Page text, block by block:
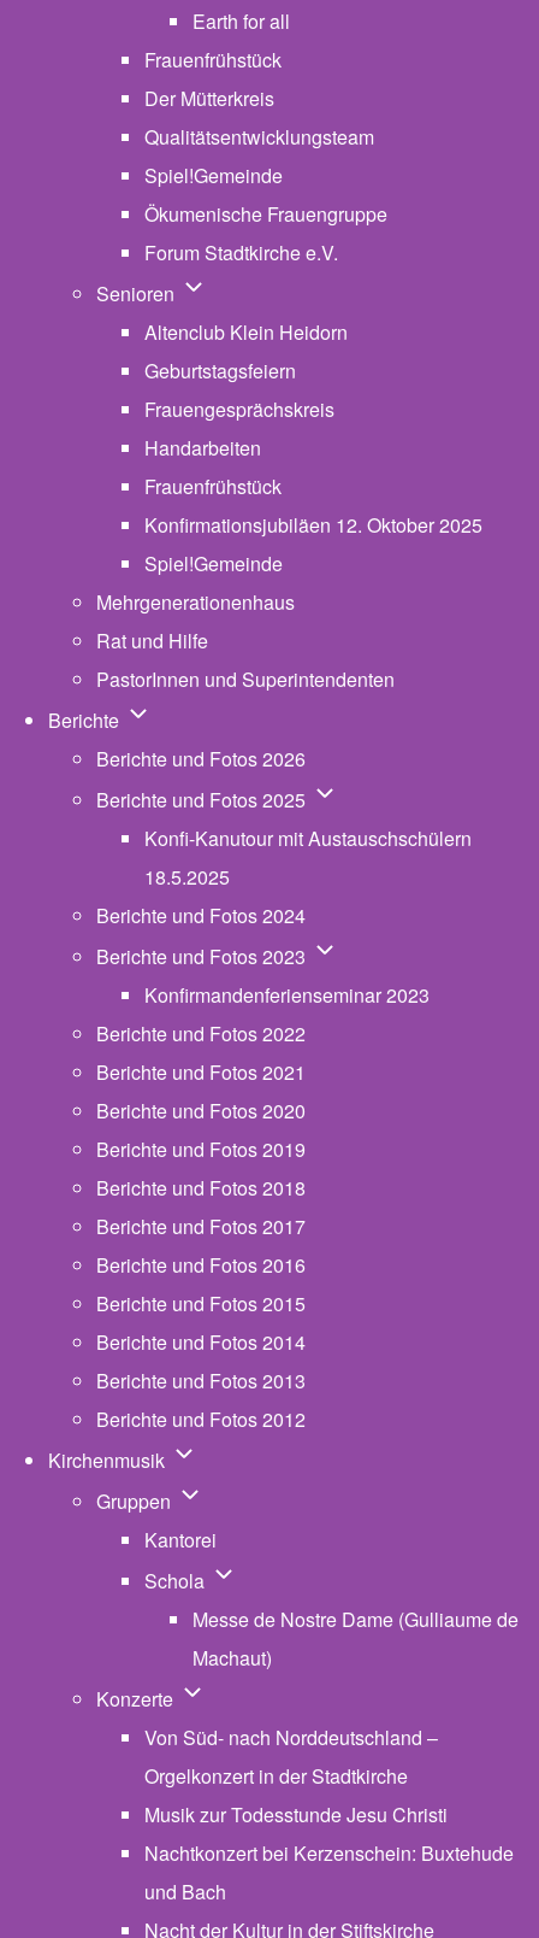
Earth for all
Frauenfrühstück
Der Mütterkreis
Qualitätsentwicklungsteam
Spiel!Gemeinde
Ökumenische Frauengruppe
Forum Stadtkirche e.V.
Senioren Unternavigation von Senioren
Altenclub Klein Heidorn
Geburtstagsfeiern
Frauengesprächskreis
Handarbeiten
Frauenfrühstück
Konfirmationsjubiläen 12. Oktober 2025
Spiel!Gemeinde
Mehrgenerationenhaus
Rat und Hilfe
PastorInnen und Superintendenten
Berichte Unternavigation von Berichte
Berichte und Fotos 2026
Berichte und Fotos 2025 Unternavigation von
Konfi-Kanutour mit Austauschschülern
18.5.2025
Berichte und Fotos 2024
Berichte und Fotos 2023 Unternavigation von
Konfirmandenferienseminar 2023
Berichte und Fotos 2022
Berichte und Fotos 2021
Berichte und Fotos 2020
Berichte und Fotos 2019
Berichte und Fotos 2018
Berichte und Fotos 2017
Berichte und Fotos 2016
Berichte und Fotos 2015
Berichte und Fotos 2014
Berichte und Fotos 2013
Berichte und Fotos 2012
Kirchenmusik Unternavigation von Kirchenmusik
Gruppen Unternavigation von Gruppen
Kantorei
Schola Unternavigation von Schola
Messe de Nostre Dame (Gulliaume de
Machaut)
Konzerte Unternavigation von Konzerte
Von Süd- nach Norddeutschland –
Orgelkonzert in der Stadtkirche
Musik zur Todesstunde Jesu Christi
Nachtkonzert bei Kerzenschein: Buxtehude
und Bach
Nacht der Kultur in der Stiftskirche